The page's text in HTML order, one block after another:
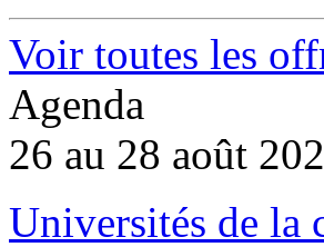
Voir toutes les
Agenda
26 au 28 août
Universités de la